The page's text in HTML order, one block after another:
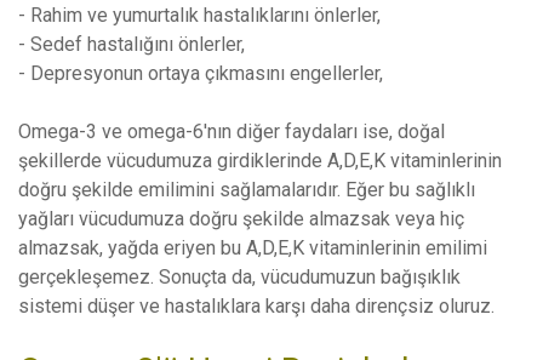
- Rahim ve yumurtalık hastalıklarını önlerler,
- Sedef hastalığını önlerler,
- Depresyonun ortaya çıkmasını engellerler,
Omega-3 ve omega-6'nın diğer faydaları ise, doğal
şekillerde vücudumuza girdiklerinde A,D,E,K vitaminlerinin
doğru şekilde emilimini sağlamalarıdır. Eğer bu sağlıklı
yağları vücudumuza doğru şekilde almazsak veya hiç
almazsak, yağda eriyen bu A,D,E,K vitaminlerinin emilimi
gerçekleşemez. Sonuçta da, vücudumuzun bağışıklık
sistemi düşer ve hastalıklara karşı daha dirençsiz oluruz.